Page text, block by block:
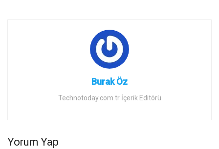
Burak Öz
Technotoday.com.tr İçerik Editörü
Yorum Yap